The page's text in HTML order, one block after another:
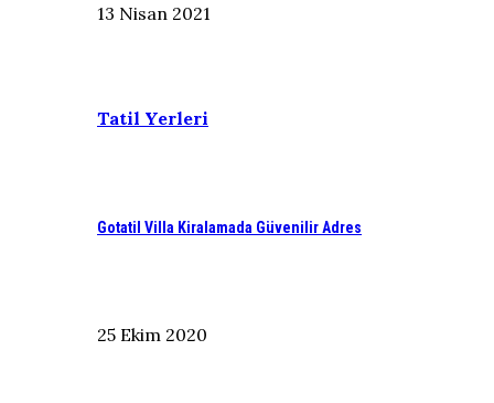
13 Nisan 2021
Tatil Yerleri
Gotatil Villa Kiralamada Güvenilir Adres
25 Ekim 2020